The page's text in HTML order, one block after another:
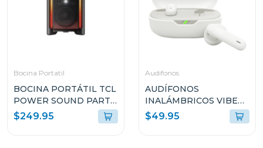
Bocina Portatil
BOCINA PORTÁTIL TCL
POWER SOUND PARTY
DE 340W RMS CON
TWS Y RESISTENTE A
$249.95
Audifonos
AUDÍFONOS
INALÁMBRICOS VIBE
FLEX 2 COLOR BLANCO
VFLEX2WHTA
$49.95